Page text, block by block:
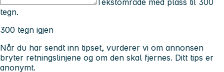
tegn.
300 tegn igjen
Når du har sendt inn tipset, vurderer vi om annonsen
bryter retningslinjene og om den skal fjernes. Ditt tips er
anonymt.